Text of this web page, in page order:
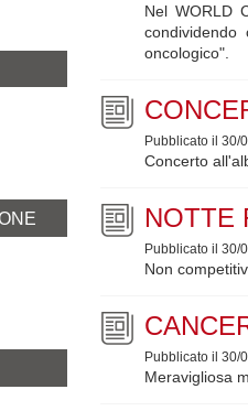
Nel WORLD
oncologico".
Pubblicato il 30/
Concerto
NOTTE
Pubblicato il 30/
Non
Pubblicato il 30/
Meravigliosa